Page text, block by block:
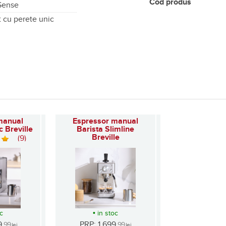
cu perete unic
Cod produs
Breville
(9)
Espressor manual
Barista Slimline
Breville
(10)
• in stoc